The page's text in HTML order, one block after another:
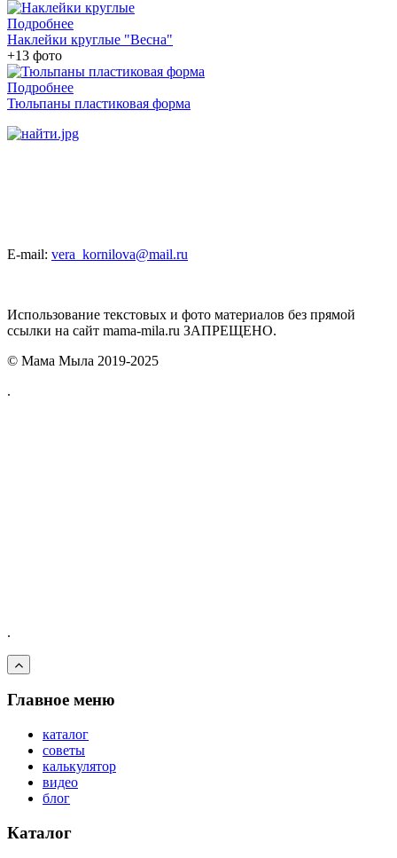
Подробнее
Наклейки круглые "Весна"
+13 фото
Подробнее
Тюльпаны пластиковая форма
E-mail: vera_kornilova@mail.ru
Использование текстовых и фото материалов без прямой
ссылки на сайт mama-mila.ru ЗАПРЕЩЕНО.
© Мама Мыла 2019-2025
.
.
Главное меню
каталог
советы
калькулятор
видео
блог
Каталог